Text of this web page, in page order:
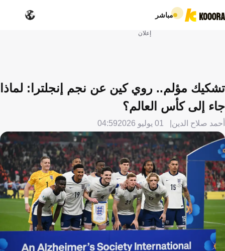
مباشر
إعلان
تشكيك مؤلم.. روي كين عن نجم إنجلترا: لماذا
جاء إلى كأس العالم؟
أحمد صلاح الدين 01 يوليو 2026 04:59